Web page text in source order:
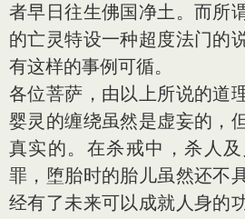
者早日往生佛国净土。而所
的亡灵特设一种超度法门的
有这样的事例可循。
各位菩萨，由以上所说的道
婴灵的缠绕虽然是虚妄的，
真实的。在杀戒中，杀人
罪，堕胎时的胎儿虽然还不
经有了未来可以成就人身的